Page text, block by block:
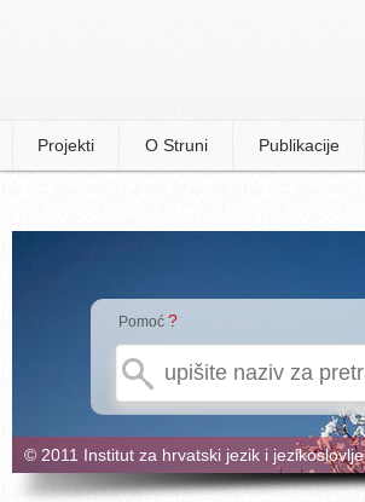
Projekti O Struni Publikacije
Pomoć ?
© 2011 Institut za hrvatski jezik i jezikoslovlje